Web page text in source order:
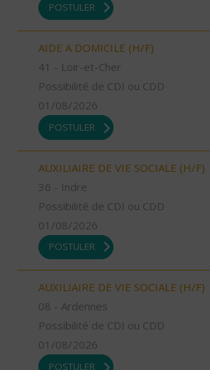
POSTULER
AIDE A DOMICILE (H/F)
41 - Loir-et-Cher
Possibilité de CDI ou CDD
01/08/2026
POSTULER
AUXILIAIRE DE VIE SOCIALE (H/F)
36 - Indre
Possibilité de CDI ou CDD
01/08/2026
POSTULER
AUXILIAIRE DE VIE SOCIALE (H/F)
08 - Ardennes
Possibilité de CDI ou CDD
01/08/2026
POSTULER